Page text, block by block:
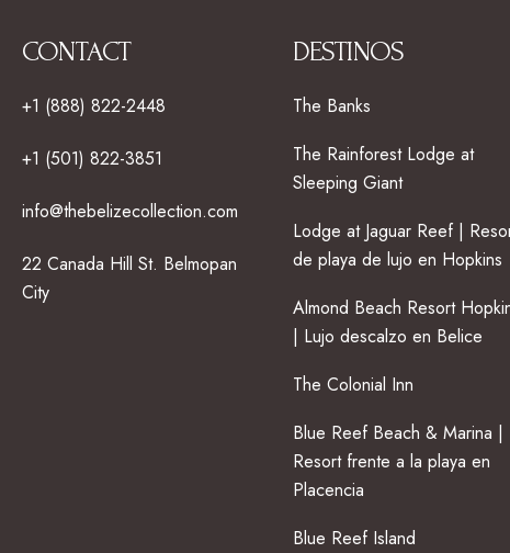
CONTACT
+1 (888) 822-2448
+1 (501) 822-3851
info@thebelizecollection.com
22 Canada Hill St. Belmopan
City
DESTINOS
The Banks
The Rainforest Lodge at
Sleeping Giant
Lodge at Jaguar Reef |
de playa de lujo en Hopkins
Almond Beach Resort
| Lujo descalzo en Belice
The Colonial Inn
Blue Reef Beach & Marina |
Resort frente a la playa en
Placencia
Blue Reef Island